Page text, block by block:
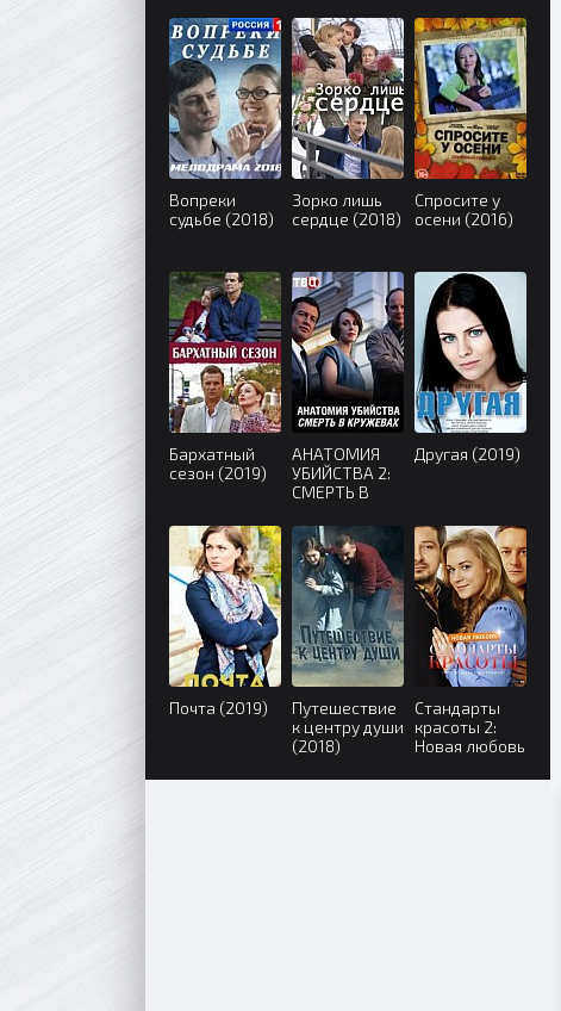
Вопреки
судьбе (2018)
Зорко лишь
сердце (2018)
Спросите у
осени (2016)
Бархатный
сезон (2019)
АНАТОМИЯ
УБИЙСТВА 2:
СМЕРТЬ В
(2019)
Другая (2019)
Почта (2019)
Путешествие
к центру души
(2018)
Стандарты
красоты 2:
Новая любовь